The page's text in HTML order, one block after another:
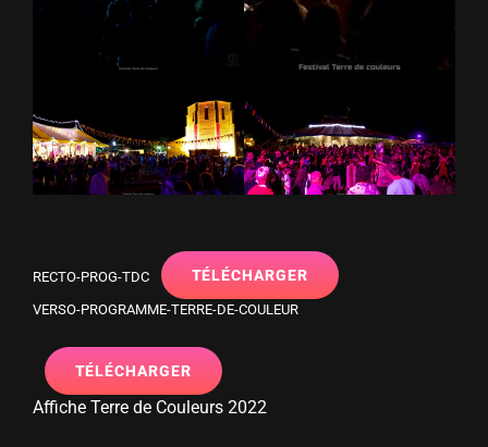
RECTO-PROG-TDC TÉLÉCHARGER
VERSO-PROGRAMME-TERRE-DE-COULEUR
TÉLÉCHARGER
Affiche Terre de Couleurs 2022